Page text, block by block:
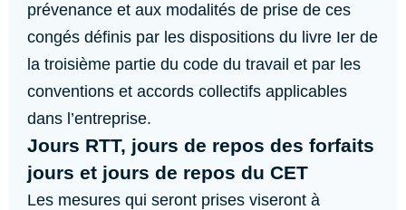
prévenance et aux modalités de prise de ces
congés définis par les dispositions du livre Ier de
la troisième partie du code du travail et par les
conventions et accords collectifs applicables
dans l’entreprise.
Jours RTT, jours de repos des forfaits
jours et jours de repos du CET
Les mesures qui seront prises viseront à